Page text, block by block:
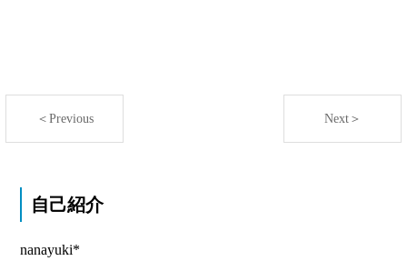
＜Previous Next＞
自己紹介
nanayuki*